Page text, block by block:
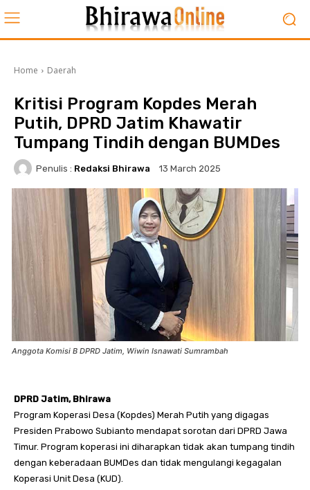
Home Daerah
Kritisi Program Kopdes Merah
Putih, DPRD Jatim Khawatir
Tumpang Tindih dengan BUMDes
Penulis : Redaksi Bhirawa 13 March 2025
Anggota Komisi B DPRD Jatim, Wiwin Isnawati Sumrambah
DPRD Jatim, Bhirawa
Program Koperasi Desa (Kopdes) Merah Putih yang digagas
Presiden Prabowo Subianto mendapat sorotan dari DPRD Jawa
Timur. Program koperasi ini diharapkan tidak akan tumpang tindih
dengan keberadaan BUMDes dan tidak mengulangi kegagalan
Koperasi Unit Desa (KUD).